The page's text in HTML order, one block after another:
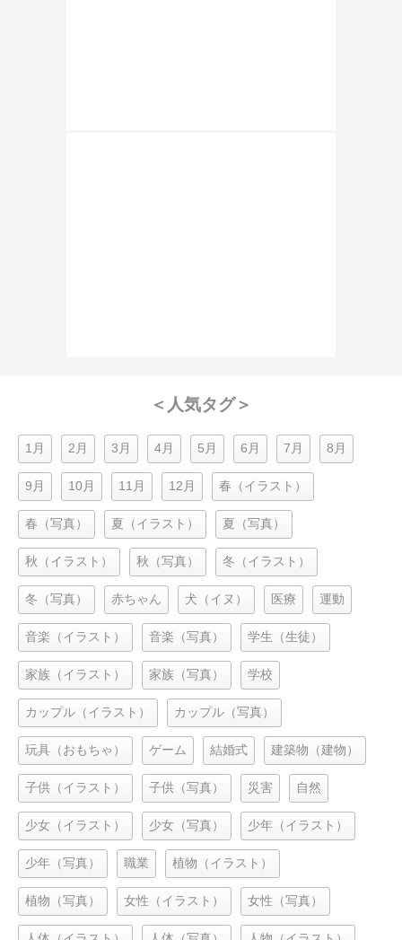
＜人気タグ＞
1月 2月 3月 4月 5月 6月 7月 8月
9月 10月 11月 12月 春（イラスト）
春（写真） 夏（イラスト） 夏（写真）
秋（イラスト） 秋（写真） 冬（イラスト）
冬（写真） 赤ちゃん 犬（イヌ） 医療 運動
音楽（イラスト） 音楽（写真） 学生（生徒）
家族（イラスト） 家族（写真） 学校
カップル（イラスト） カップル（写真）
玩具（おもちゃ） ゲーム 結婚式 建築物（建物）
子供（イラスト） 子供（写真） 災害 自然
少女（イラスト） 少女（写真） 少年（イラスト）
少年（写真） 職業 植物（イラスト）
植物（写真） 女性（イラスト） 女性（写真）